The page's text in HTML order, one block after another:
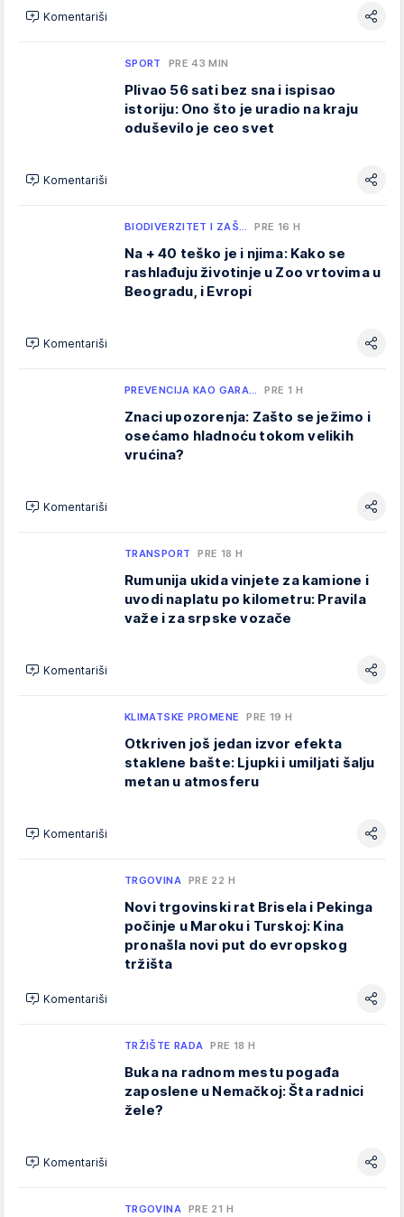
Komentariši
SPORT PRE 43 MIN
Plivao 56 sati bez sna i ispisao
istoriju: Ono što je uradio na kraju
oduševilo je ceo svet
Komentariši
BIODIVERZITET I ZAŠ… PRE 16 H
Na + 40 teško je i njima: Kako se
rashlađuju životinje u Zoo vrtovima u
Beogradu, i Evropi
Komentariši
PREVENCIJA KAO GARA… PRE 1 H
Znaci upozorenja: Zašto se ježimo i
osećamo hladnoću tokom velikih
vrućina?
Komentariši
TRANSPORT PRE 18 H
Rumunija ukida vinjete za kamione i
uvodi naplatu po kilometru: Pravila
važe i za srpske vozače
Komentariši
KLIMATSKE PROMENE PRE 19 H
Otkriven još jedan izvor efekta
staklene bašte: Ljupki i umiljati šalju
metan u atmosferu
Komentariši
TRGOVINA PRE 22 H
Novi trgovinski rat Brisela i Pekinga
počinje u Maroku i Turskoj: Kina
pronašla novi put do evropskog
tržišta
Komentariši
TRŽIŠTE RADA PRE 18 H
Buka na radnom mestu pogađa
zaposlene u Nemačkoj: Šta radnici
žele?
Komentariši
TRGOVINA PRE 21 H